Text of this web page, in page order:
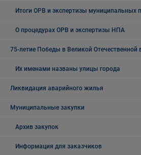
Итоги ОРВ и экспертизы муниципальных
О процедурах ОРВ и экспертизы НПА
75-летие Победы в Великой Отечественной
Их именами названы улицы города
Ликвидация аварийного жилья
Муниципальные закупки
Архив закупок
Информация для заказчиков